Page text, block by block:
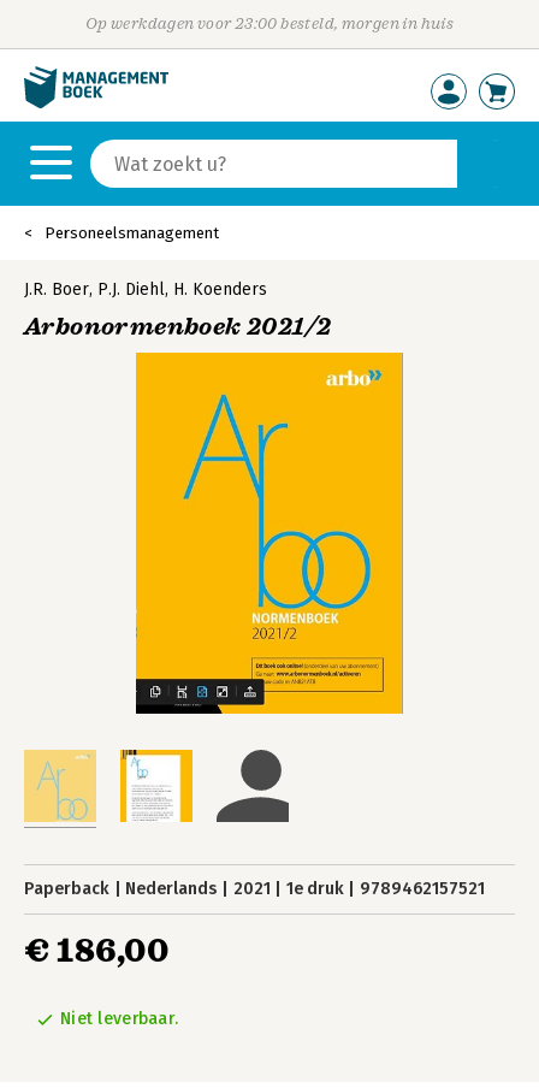
Op werkdagen voor 23:00 besteld, morgen in huis
Personeelsmanagement
J.R. Boer, P.J. Diehl, H. Koenders
Arbonormenboek 2021/2
Paperback Nederlands 2021 1e druk 9789462157521
€ 186,00
Niet leverbaar.